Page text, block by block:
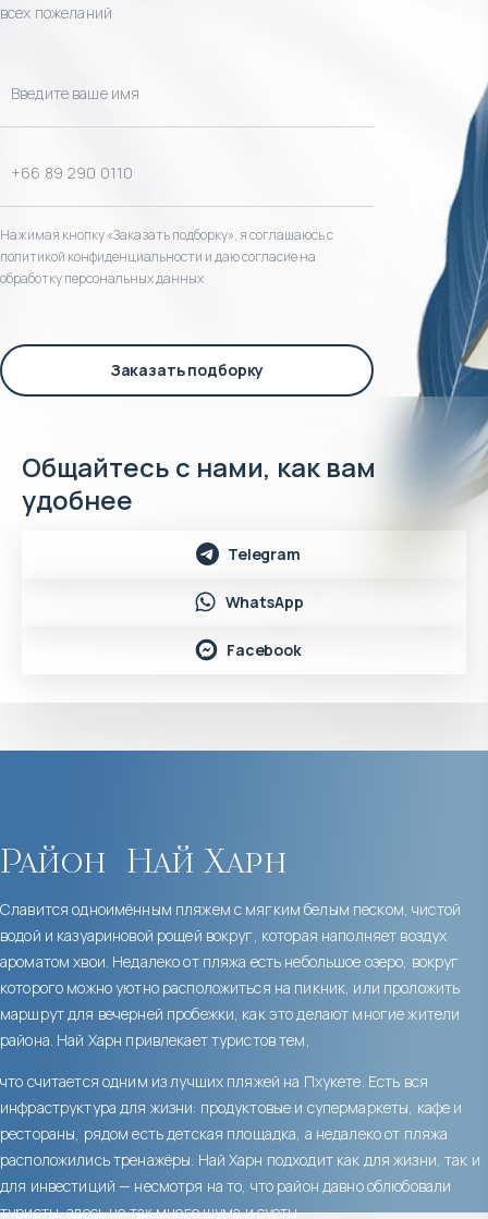
всех пожеланий
Нажимая кнопку «Заказать подборку», я соглашаюсь с
политикой конфиденциальности и даю согласие на
обработку персональных данных
Заказать подборку
Общайтесь с нами, как вам
удобнее
Telegram
WhatsApp
Facebook
Район Най Харн
Славится одноимённым пляжем с мягким белым песком, чистой
водой и казуариновой рощей вокруг, которая наполняет воздух
ароматом хвои. Недалеко от пляжа есть небольшое озеро, вокруг
которого можно уютно расположиться на пикник, или проложить
маршрут для вечерней пробежки, как это делают многие жители
района. Най Харн привлекает туристов тем,
что считается одним из лучших пляжей на Пхукете. Есть вся
инфраструктура для жизни: продуктовые и супермаркеты, кафе и
рестораны, рядом есть детская площадка, а недалеко от пляжа
расположились тренажёры. Най Харн подходит как для жизни, так и
для инвестиций — несмотря на то, что район давно облюбовали
туристы, здесь не так много шума и суеты.